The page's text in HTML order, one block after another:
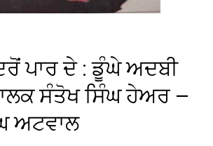
ਪਾਰ ਦੇ : ਡੂੰਘੇ ਅਦਬੀ
ਸੰਤੋਖ ਸਿੰਘ ਹੇਅਰ —
ਅਟਵਾਲ